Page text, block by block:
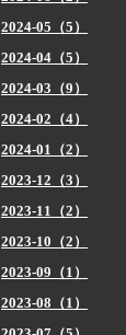
2024-05（5）
2024-04（5）
2024-03（9）
2024-02（4）
2024-01（2）
2023-12（3）
2023-11（2）
2023-10（2）
2023-09（1）
2023-08（1）